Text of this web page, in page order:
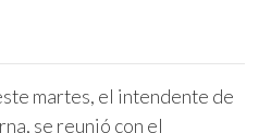
martes, el intendente de
se reunió con el